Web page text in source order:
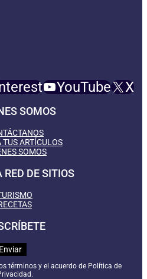
YouTube X
SOMOS
TUS ARTÍCULOS
SOMOS
RED DE SITIOS
términos y el acuerdo de Política de